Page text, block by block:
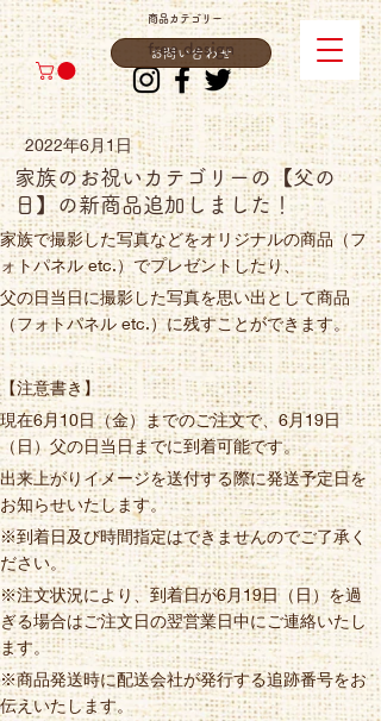
商品カテゴリー
お問い合わせ
free design
2022年6月1日
家族のお祝いカテゴリーの【父の
日】の新商品追加しました！
家族で撮影した写真などをオリジナルの商品（フ
ォトパネル etc.）でプレゼントしたり、
父の日当日に撮影した写真を思い出として商品
（フォトパネル etc.）に残すことができます。
【注意書き】
現在6月10日（金）までのご注文で、6月19日
（日）父の日当日までに到着可能です。
出来上がりイメージを送付する際に発送予定日を
お知らせいたします。
※到着日及び時間指定はできませんのでご了承く
ださい。
※注文状況により、到着日が6月19日（日）を過
ぎる場合はご注文日の翌営業日中にご連絡いたし
ます。
※商品発送時に配送会社が発行する追跡番号をお
伝えいたします。